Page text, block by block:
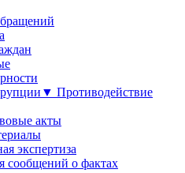
Противодействие
акты
экспертиза
сообщений о фактах